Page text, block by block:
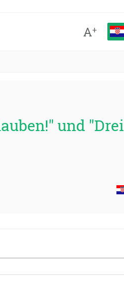
A+
und "Drei